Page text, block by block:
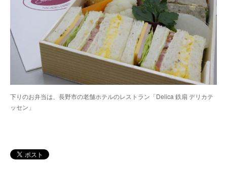
下りのお弁当は、長野市の老舗ホテルのレストラン「Delica 鉄扇 デリカテ
ッセン」